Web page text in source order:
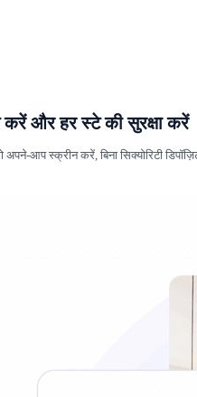
और हर स्टे की सुरक्षा करें
आप स्क्रीन करें, बिना सिक्योरिटी